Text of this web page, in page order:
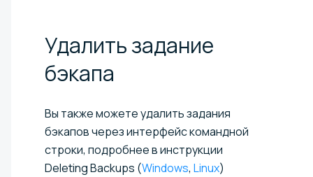
Удалить задание
бэкапа
Вы также можете удалить задания
бэкапов через интерфейс командной
строки, подробнее в инструкции
Deleting Backups (Windows, Linux)